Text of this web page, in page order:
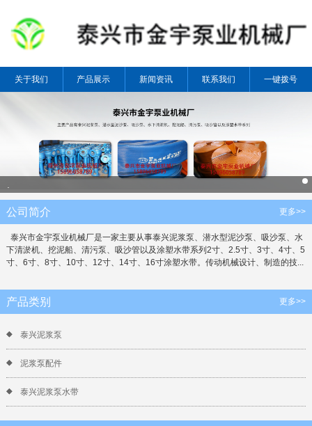
关于我们 产品展示 新闻资讯 联系我们 一键拨号
公司简介 更多>>
泰兴市金宇泵业机械厂是一家主要从事泰兴泥浆泵、潜水型泥沙泵、吸沙泵、水
下清淤机、挖泥船、清污泵、吸沙管以及涂塑水带系列2寸、2.5寸、3寸、4寸、5
寸、6寸、8寸、10寸、12寸、14寸、16寸涂塑水带。传动机械设计、制造的技...
产品类别 更多>>
泰兴泥浆泵
泥浆泵配件
泰兴泥浆泵水带